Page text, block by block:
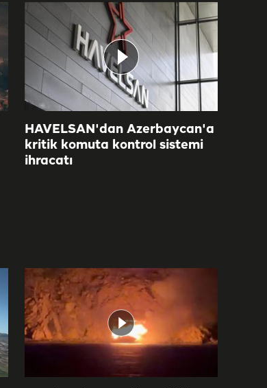
HAVELSAN'dan Azerbaycan'a
kritik komuta kontrol sistemi
ihracatı